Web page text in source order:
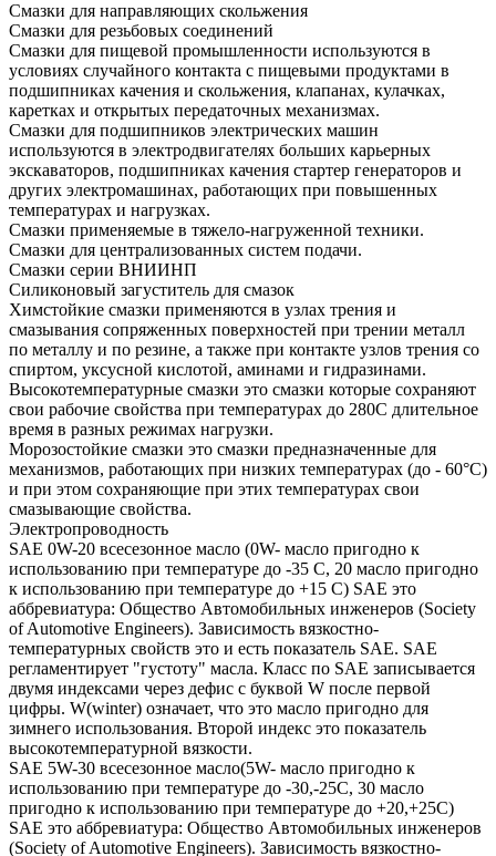
Смазки для направляющих скольжения
Смазки для резьбовых соединений
Смазки для пищевой промышленности используются в
условиях случайного контакта с пищевыми продуктами в
подшипниках качения и скольжения, клапанах, кулачках,
каретках и открытых передаточных механизмах.
Смазки для подшипников электрических машин
используются в электродвигателях больших карьерных
экскаваторов, подшипниках качения стартер генераторов и
других электромашинах, работающих при повышенных
температурах и нагрузках.
Смазки применяемые в тяжело-нагруженной техники.
Смазки для централизованных систем подачи.
Смазки серии ВНИИНП
Силиконовый загуститель для смазок
Химстойкие смазки применяются в узлах трения и
смазывания сопряженных поверхностей при трении металл
по металлу и по резине, а также при контакте узлов трения со
спиртом, уксусной кислотой, аминами и гидразинами.
Высокотемпературные смазки это смазки которые сохраняют
свои рабочие свойства при температурах до 280С длительное
время в разных режимах нагрузки.
Морозостойкие смазки это смазки предназначенные для
механизмов, работающих при низких температурах (до - 60°С)
и при этом сохраняющие при этих температурах свои
смазывающие свойства.
Электропроводность
SAE 0W-20 всесезонное масло (0W- масло пригодно к
использованию при температуре до -35 С, 20 масло пригодно
к использованию при температуре до +15 С) SAE это
аббревиатура: Общество Автомобильных инженеров (Society
of Automotive Engineers). Зависимость вязкостно-
температурных свойств это и есть показатель SAE. SAE
регламентирует "густоту" масла. Класс по SAE записывается
двумя индексами через дефис с буквой W после первой
цифры. W(winter) означает, что это масло пригодно для
зимнего использования. Второй индекс это показатель
высокотемпературной вязкости.
SAE 5W-30 всесезонное масло(5W- масло пригодно к
использованию при температуре до -30,-25С, 30 масло
пригодно к использованию при температуре до +20,+25С)
SAE это аббревиатура: Общество Автомобильных инженеров
(Society of Automotive Engineers). Зависимость вязкостно-